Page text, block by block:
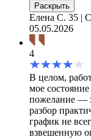
Раскрыть
Елена С. 35 |
05.05.2026
4
В целом,
мое
пожелание —
разбор
график не
взвешенную